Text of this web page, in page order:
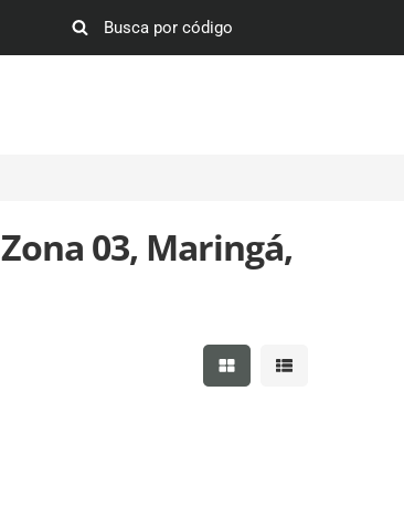
03, Maringá,
Mostrar resultados em
Mostrar